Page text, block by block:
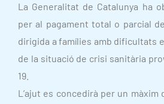
La Generalitat de Catalunya ha
per al pagament total o parcial
dirigida a famílies amb dificultats
de la situació de crisi sanitària
19.
L’ajut es concedirà per un màxim